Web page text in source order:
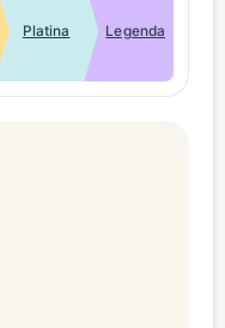
Platina Legenda